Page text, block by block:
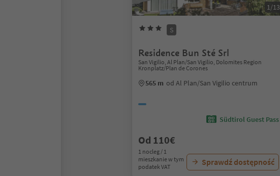
1/13
S
Residence Bun Sté Srl
San Vigilio, Al Plan/San Vigilio, Dolomites Region
Kronplatz/Plan de Corones
565 m od Al Plan/San Vigilio centrum
Südtirol Guest Pass
Od 110€
1 nocleg / 1
mieszkanie w tym
podatek VAT
Sprawdź dostępność